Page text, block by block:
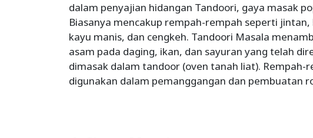
dalam penyajian hidangan Tandoori, gaya masak
Biasanya mencakup rempah-rempah seperti
kayu manis, dan cengkeh. Tandoori Masala
asam pada daging, ikan, dan sayuran yang telah
dimasak dalam tandoor (oven tanah liat). Rempah-
digunakan dalam pemanggangan dan pembuatan